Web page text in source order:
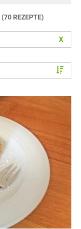
(70 REZEPTE)
X